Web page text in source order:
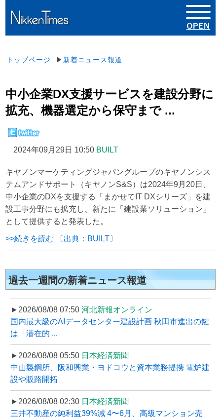
トップページ ▶ 新着ニュース報道
中小企業DX支援サービスを建設分野に
拡充、機器選定から保守まで ...
2024年09月29日 10:50 BUILT
キヤノンマーケティングジャパングループのキヤノンシス
テムアンドサポート（キヤノンS&S）は2024年9月20日、
中小企業のDXを支援する「まかせてIT DXシリーズ」を建
設工事分野にも拡充し、新たに「建設業ソリューション」
として提供すると発表した。
>>続きを読む 〔出典：BUILT〕
過去一週間の新着ニュース報道
►2026/08/08 07:50 河北新報オンライン
国内最大級のAIデータセンター建設計画 秋田市進出の鍵
は「潜在的 ...
►2026/08/08 05:50 日本経済新聞
中山製鋼所、阪和興業・ヨドコウと資本業務提携 電炉建
設や販路開拓
►2026/08/08 02:30 日本経済新聞
三井不動産の純利益39%減 4〜6月、高級マンション売